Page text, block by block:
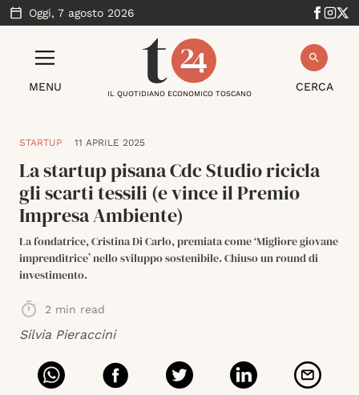
Oggi, 7 agosto 2026
MENU CERCA
IL QUOTIDIANO ECONOMICO TOSCANO
STARTUP 11 APRILE 2025
La startup pisana Cdc Studio ricicla
gli scarti tessili (e vince il Premio
Impresa Ambiente)
La fondatrice, Cristina Di Carlo, premiata come ‘Migliore giovane
imprenditrice’ nello sviluppo sostenibile. Chiuso un round di
investimento.
2 min read
Silvia Pieraccini